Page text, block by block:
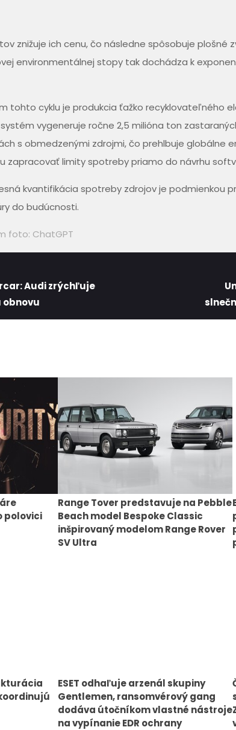
znižuje ich cenu, čo následne spôsobuje plošné
environmentálnej stopy tak dochádza k
tohto cyklu je produkcia ťažko recyklovateľného
vygeneruje ročne 2,5 milióna ton
s obmedzenými zdrojmi, čo prehlbuje globálne
zapracovať limity spotreby priamo do návrhu
kvantifikácia spotreby zdrojov je podmienkou
do budúcnosti.
foto: ChatGPT
Audi zrýchľuje
polovici
Range Tover predstavuje na Pebble
Beach model Bespoke Classic
inšpirovaný modelom Range Rover
SV Ultra
ESET odhaľuje arzenál skupiny
Gentlemen, ransomvérový gang
dodáva útočníkom vlastné nástroje
na vypínanie EDR ochrany